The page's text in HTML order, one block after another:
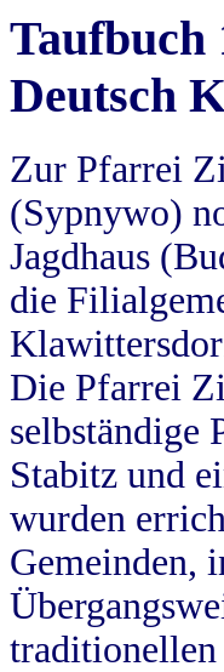
Taufbuch
Deutsch
Zur Pfarrei
(Sypnywo)
Jagdhaus
die
Die Pfarrei
Stabitz und
wurden
Gemeinden,